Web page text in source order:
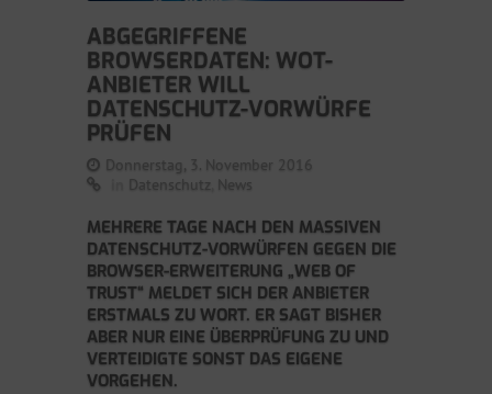
ABGEGRIFFENE
BROWSERDATEN: WOT-
ANBIETER WILL
DATENSCHUTZ-VORWÜRFE
PRÜFEN
Donnerstag, 3. November 2016
Datenschutz News
MEHRERE TAGE NACH DEN MASSIVEN
DATENSCHUTZ-VORWÜRFEN GEGEN DIE
BROWSER-ERWEITERUNG „WEB OF
TRUST“ MELDET SICH DER ANBIETER
ERSTMALS ZU WORT. ER SAGT BISHER
ABER NUR EINE ÜBERPRÜFUNG ZU UND
VERTEIDIGTE SONST DAS EIGENE
VORGEHEN.